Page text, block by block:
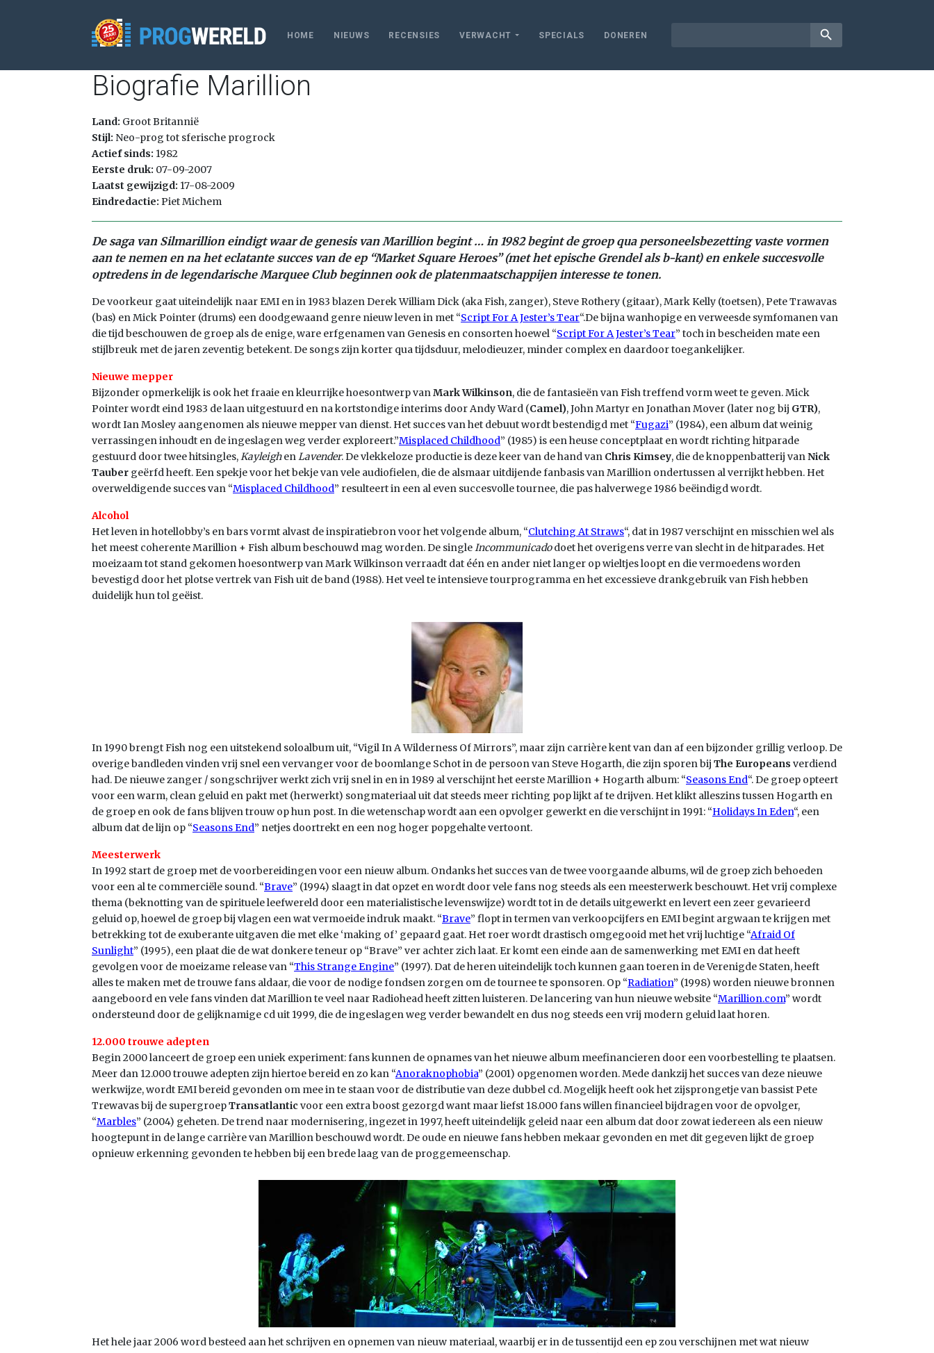
HOME NIEUWS RECENSIES VERWACHT SPECIALS DONEREN search
Biografie Marillion
Land: Groot Britannië
Stijl: Neo-prog tot sferische progrock
Actief sinds: 1982
Eerste druk: 07-09-2007
Laatst gewijzigd: 17-08-2009
Eindredactie: Piet Michem
De saga van Silmarillion eindigt waar de genesis van Marillion begint … in 1982 begint de groep qua personeelsbezetting vaste vormen
aan te nemen en na het eclatante succes van de ep “Market Square Heroes” (met het epische Grendel als b-kant) en enkele succesvolle
optredens in de legendarische Marquee Club beginnen ook de platenmaatschappijen interesse te tonen.
De voorkeur gaat uiteindelijk naar EMI en in 1983 blazen Derek William Dick (aka Fish, zanger), Steve Rothery (gitaar), Mark Kelly (toetsen), Pete Trawavas
(bas) en Mick Pointer (drums) een doodgewaand genre nieuw leven in met “Script For A Jester’s Tear“.De bijna wanhopige en verweesde symfomanen van
die tijd beschouwen de groep als de enige, ware erfgenamen van Genesis en consorten hoewel “Script For A Jester’s Tear” toch in bescheiden mate een
stijlbreuk met de jaren zeventig betekent. De songs zijn korter qua tijdsduur, melodieuzer, minder complex en daardoor toegankelijker.
Nieuwe mepper
Bijzonder opmerkelijk is ook het fraaie en kleurrijke hoesontwerp vanMark Wilkinson, die de fantasieën van Fish treffend vorm weet te geven. Mick
Pointer wordt eind 1983 de laan uitgestuurd en na kortstondige interims door Andy Ward (Camel), John Martyr en Jonathan Mover (later nog bij GTR),
wordt Ian Mosley aangenomen als nieuwe mepper van dienst. Het succes van het debuut wordt bestendigd met “Fugazi” (1984), een album dat weinig
verrassingen inhoudt en de ingeslagen weg verder exploreert.”Misplaced Childhood” (1985) is een heuse conceptplaat en wordt richting hitparade
gestuurd door twee hitsingles,KayleighenLavender. De vlekkeloze productie is deze keer van de hand van Chris Kimsey, die de knoppenbatterij vanNick
Tauber geërfd heeft. Een spekje voor het bekje van vele audiofielen, die de alsmaar uitdijende fanbasis van Marillion ondertussen al verrijkt hebben. Het
overweldigende succes van “Misplaced Childhood” resulteert in een al even succesvolle tournee, die pas halverwege 1986 beëindigd wordt.
Alcohol
Het leven in hotellobby’s en bars vormt alvast de inspiratiebron voor het volgende album, “Clutching At Straws“, dat in 1987 verschijnt en misschien wel als
het meest coherente Marillion + Fish album beschouwd mag worden. De singleIncommunicadodoet het overigens verre van slecht in de hitparades. Het
moeizaam tot stand gekomen hoesontwerp van Mark Wilkinson verraadt dat één en ander niet langer op wieltjes loopt en die vermoedens worden
bevestigd door het plotse vertrek van Fish uit de band (1988). Het veel te intensieve tourprogramma en het excessieve drankgebruik van Fish hebben
duidelijk hun tol geëist.
In 1990 brengt Fish nog een uitstekend soloalbum uit, “Vigil In A Wilderness Of Mirrors”, maar zijn carrière kent van dan af een bijzonder grillig verloop. De
overige bandleden vinden vrij snel een vervanger voor de boomlange Schot in de persoon van Steve Hogarth, die zijn sporen bij The Europeans verdiend
had. De nieuwe zanger / songschrijver werkt zich vrij snel in en in 1989 al verschijnt het eerste Marillion + Hogarth album: “Seasons End“. De groep opteert
voor een warm, clean geluid en pakt met (herwerkt) songmateriaal uit dat steeds meer richting pop lijkt af te drijven. Het klikt alleszins tussen Hogarth en
de groep en ook de fans blijven trouw op hun post. In die wetenschap wordt aan een opvolger gewerkt en die verschijnt in 1991: “Holidays In Eden“, een
album dat de lijn op “Seasons End” netjes doortrekt en een nog hoger popgehalte vertoont.
Meesterwerk
In 1992 start de groep met de voorbereidingen voor een nieuw album. Ondanks het succes van de twee voorgaande albums, wil de groep zich behoeden
voor een al te commerciële sound. “Brave” (1994) slaagt in dat opzet en wordt door vele fans nog steeds als een meesterwerk beschouwt. Het vrij complexe
thema (beknotting van de spirituele leefwereld door een materialistische levenswijze) wordt tot in de details uitgewerkt en levert een zeer gevarieerd
geluid op, hoewel de groep bij vlagen een wat vermoeide indruk maakt. “Brave” flopt in termen van verkoopcijfers en EMI begint argwaan te krijgen met
betrekking tot de exuberante uitgaven die met elke ‘making of’ gepaard gaat. Het roer wordt drastisch omgegooid met het vrij luchtige “Afraid Of
Sunlight” (1995), een plaat die de wat donkere teneur op “Brave” ver achter zich laat. Er komt een einde aan de samenwerking met EMI en dat heeft
gevolgen voor de moeizame release van “This Strange Engine” (1997). Dat de heren uiteindelijk toch kunnen gaan toeren in de Verenigde Staten, heeft
alles te maken met de trouwe fans aldaar, die voor de nodige fondsen zorgen om de tournee te sponsoren. Op “Radiation” (1998) worden nieuwe bronnen
aangeboord en vele fans vinden dat Marillion te veel naar Radiohead heeft zitten luisteren. De lancering van hun nieuwe website “Marillion.com” wordt
ondersteund door de gelijknamige cd uit 1999, die de ingeslagen weg verder bewandelt en dus nog steeds een vrij modern geluid laat horen.
12.000 trouwe adepten
Begin 2000 lanceert de groep een uniek experiment: fans kunnen de opnames van het nieuwe album meefinancieren door een voorbestelling te plaatsen.
Meer dan 12.000 trouwe adepten zijn hiertoe bereid en zo kan “Anoraknophobia” (2001) opgenomen worden. Mede dankzij het succes van deze nieuwe
werkwijze, wordt EMI bereid gevonden om mee in te staan voor de distributie van deze dubbel cd. Mogelijk heeft ook het zijsprongetje van bassist Pete
Trewavas bij de supergroepTransatlantic voor een extra boost gezorgd want maar liefst 18.000 fans willen financieel bijdragen voor de opvolger,
“Marbles” (2004) geheten. De trend naar modernisering, ingezet in 1997, heeft uiteindelijk geleid naar een album dat door zowat iedereen als een nieuw
hoogtepunt in de lange carrière van Marillion beschouwd wordt. De oude en nieuwe fans hebben mekaar gevonden en met dit gegeven lijkt de groep
opnieuw erkenning gevonden te hebben bij een brede laag van de proggemeenschap.
Het hele jaar 2006 word besteed aan het schrijven en opnemen van nieuw materiaal, waarbij er in de tussentijd een ep zou verschijnen met wat nieuw